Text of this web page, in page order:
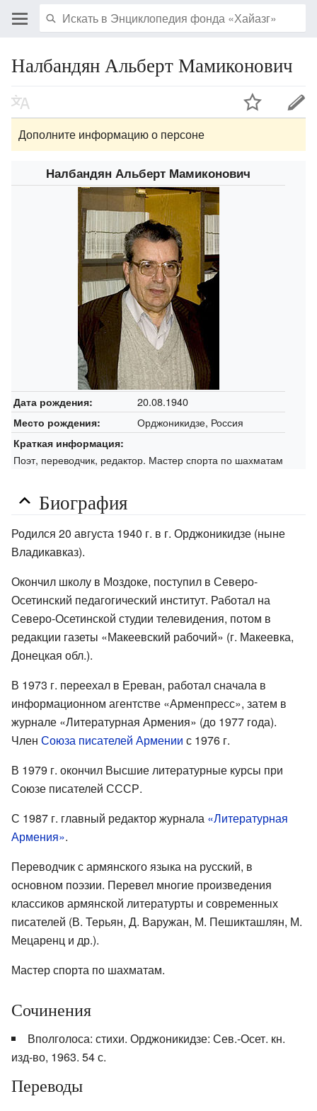
Налбандян Альберт Мамиконович
Дополните информацию о персоне
Налбандян Альберт Мамиконович
Дата рождения: 20.08.1940
Место рождения: Орджоникидзе, Россия
Краткая информация:
Поэт, переводчик, редактор. Мастер спорта по шахматам
Биография
Родился 20 августа 1940 г. в г. Орджоникидзе (ныне
Владикавказ).
Окончил школу в Моздоке, поступил в Северо-
Осетинский педагогический институт. Работал на
Северо-Осетинской студии телевидения, потом в
редакции газеты «Макеевский рабочий» (г. Макеевка,
Донецкая обл.).
В 1973 г. переехал в Ереван, работал сначала в
информационном агентстве «Арменпресс», затем в
журнале «Литературная Армения» (до 1977 года).
Член Союза писателей Армении с 1976 г.
В 1979 г. окончил Высшие литературные курсы при
Союзе писателей СССР.
С 1987 г. главный редактор журнала «Литературная
Армения».
Переводчик с армянского языка на русский, в
основном поэзии. Перевел многие произведения
классиков армянской литературты и современных
писателей (В. Терьян, Д. Варужан, М. Пешикташлян, М.
Мецаренц и др.).
Мастер спорта по шахматам.
Сочинения
Вполголоса: стихи. Орджоникидзе: Сев.-Осет. кн.
изд-во, 1963. 54 с.
Переводы